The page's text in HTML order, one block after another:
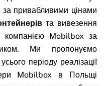
за привабливими цінами
та вивезення
компанією Mobilbox за
Ми пропонуємо
періоду реалізації
Mobilbox в Польщі